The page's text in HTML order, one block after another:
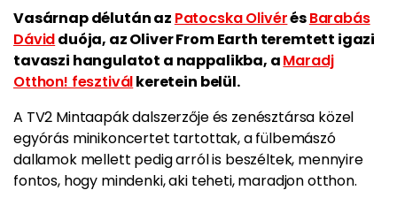
Vasárnap délután az Patocska OlivérésBarabás
Dávidduója, az Oliver From Earth teremtett igazi
tavaszi hangulatot a nappalikba, aMaradj
Otthon! fesztiválkeretein belül.
A TV2 Mintaapák dalszerzője és zenésztársa közel
egyórás minikoncertet tartottak, a fülbemászó
dallamok mellett pedig arról is beszéltek, mennyire
fontos, hogy mindenki, aki teheti, maradjon otthon.